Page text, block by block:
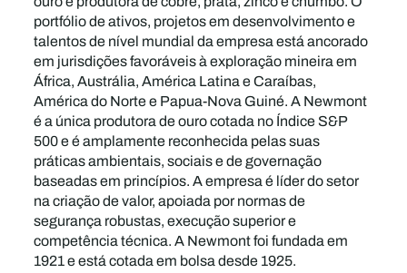
portfólio de ativos, projetos em desenvolvimento e
talentos de nível mundial da empresa está ancorado
em jurisdições favoráveis à exploração mineira em
África, Austrália, América Latina e Caraíbas,
América do Norte e Papua-Nova Guiné. A Newmont
é a única produtora de ouro cotada no Índice S&P
500 e é amplamente reconhecida pelas suas
práticas ambientais, sociais e de governação
baseadas em princípios. A empresa é líder do setor
na criação de valor, apoiada por normas de
segurança robustas, execução superior e
competência técnica. A Newmont foi fundada em
1921 e está cotada em bolsa desde 1925.